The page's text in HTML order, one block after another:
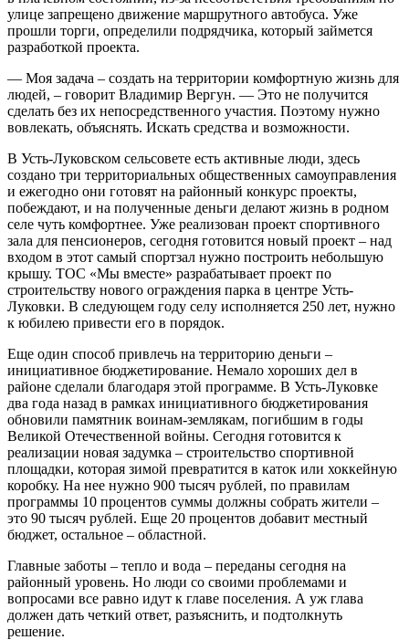
улице запрещено движение маршрутного автобуса. Уже
прошли торги, определили подрядчика, который займется
разработкой проекта.
— Моя задача – создать на территории комфортную жизнь для
людей, – говорит Владимир Вергун. — Это не получится
сделать без их непосредственного участия. Поэтому нужно
вовлекать, объяснять. Искать средства и возможности.
В Усть-Луковском сельсовете есть активные люди, здесь
создано три территориальных общественных самоуправления
и ежегодно они готовят на районный конкурс проекты,
побеждают, и на полученные деньги делают жизнь в родном
селе чуть комфортнее. Уже реализован проект спортивного
зала для пенсионеров, сегодня готовится новый проект – над
входом в этот самый спортзал нужно построить небольшую
крышу. ТОС «Мы вместе» разрабатывает проект по
строительству нового ограждения парка в центре Усть-
Луковки. В следующем году селу исполняется 250 лет, нужно
к юбилею привести его в порядок.
Еще один способ привлечь на территорию деньги –
инициативное бюджетирование. Немало хороших дел в
районе сделали благодаря этой программе. В Усть-Луковке
два года назад в рамках инициативного бюджетирования
обновили памятник воинам-землякам, погибшим в годы
Великой Отечественной войны. Сегодня готовится к
реализации новая задумка – строительство спортивной
площадки, которая зимой превратится в каток или хоккейную
коробку. На нее нужно 900 тысяч рублей, по правилам
программы 10 процентов суммы должны собрать жители –
это 90 тысяч рублей. Еще 20 процентов добавит местный
бюджет, остальное – областной.
Главные заботы – тепло и вода – переданы сегодня на
районный уровень. Но люди со своими проблемами и
вопросами все равно идут к главе поселения. А уж глава
должен дать четкий ответ, разъяснить, и подтолкнуть
решение.